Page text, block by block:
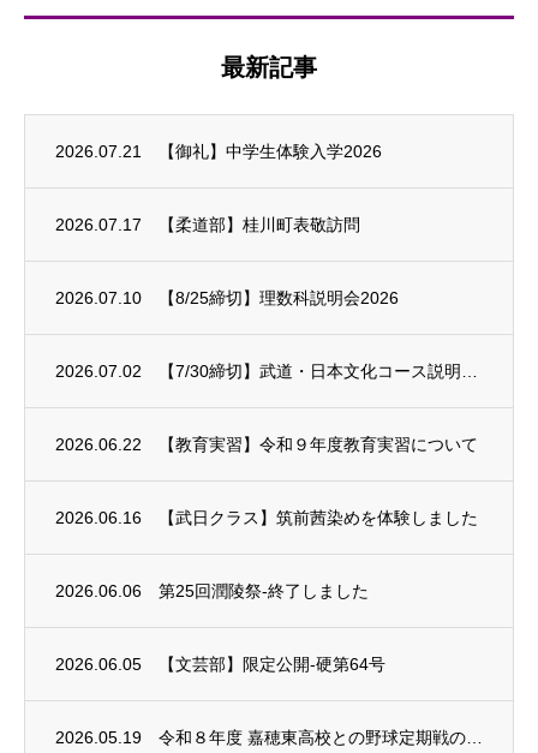
最新記事
2026.07.21 【御礼】中学生体験入学2026
2026.07.17 【柔道部】桂川町表敬訪問
2026.07.10 【8/25締切】理数科説明会2026
2026.07.02
2026.06.22 【教育実習】令和９年度教育実習について
2026.06.16 【武日クラス】筑前茜染めを体験しました
2026.06.06 第25回潤陵祭-終了しました
2026.06.05 【文芸部】限定公開-硬第64号
2026.05.19